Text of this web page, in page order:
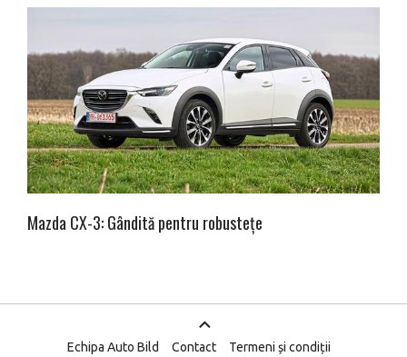
Mazda CX-3: Gândită pentru robustețe
Echipa Auto Bild Contact Termeni și condiții